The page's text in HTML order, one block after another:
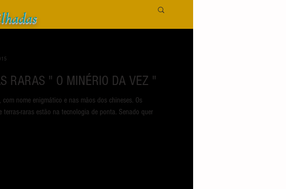
TERRAS RARAS " O MINÉRIO DA VEZ "
com nome enigmático e nas mãos dos chineses. Os
terras-raras estão na tecnologia de ponta. Senado quer